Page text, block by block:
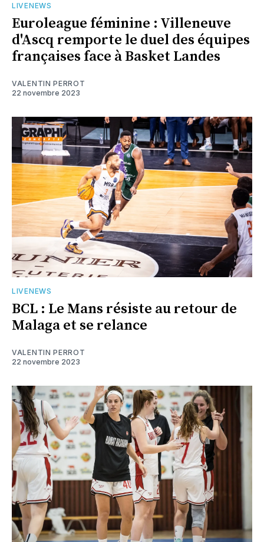
LIVENEWS
Euroleague féminine : Villeneuve
d'Ascq remporte le duel des équipes
françaises face à Basket Landes
VALENTIN PERROT
22 novembre 2023
LIVENEWS
BCL : Le Mans résiste au retour de
Malaga et se relance
VALENTIN PERROT
22 novembre 2023